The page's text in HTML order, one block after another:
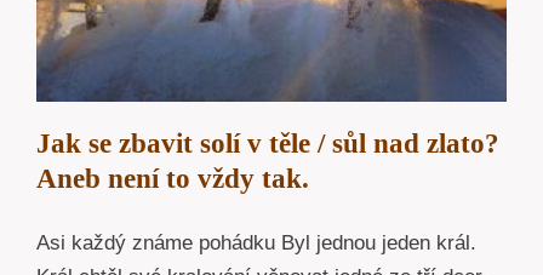
Jak se zbavit solí v těle / sůl nad zlato?
Aneb není to vždy tak.
Asi každý známe pohádku Byl jednou jeden král.